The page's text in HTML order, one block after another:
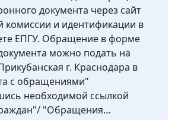
документа через сайт
комиссии и идентификации в
ЕПГУ. Обращение в форме
можно подать на
г. Краснодара в
с обращениями"
необходимой ссылкой
"Обращения…